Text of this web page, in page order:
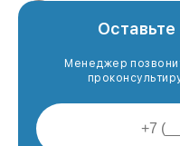
Менеджер